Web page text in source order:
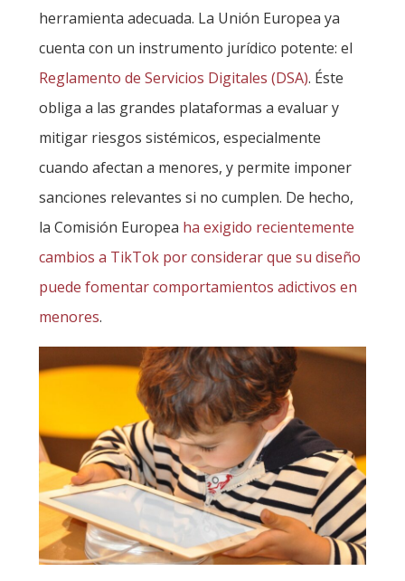
herramienta adecuada. La Unión Europea ya
cuenta con un instrumento jurídico potente: el
Reglamento de Servicios Digitales (DSA). Éste
obliga a las grandes plataformas a evaluar y
mitigar riesgos sistémicos, especialmente
cuando afectan a menores, y permite imponer
sanciones relevantes si no cumplen. De hecho,
la Comisión Europea ha exigido recientemente
cambios a TikTok por considerar que su diseño
puede fomentar comportamientos adictivos en
menores.